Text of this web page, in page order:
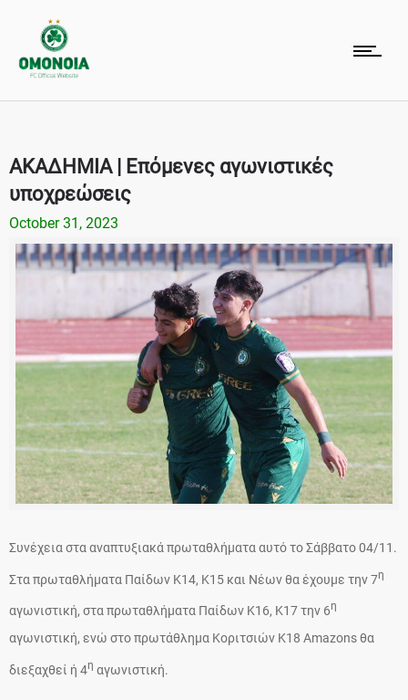
ΑΚΑΔΗΜΙΑ | Επόμενες αγωνιστικές
υποχρεώσεις
October 31, 2023
Συνέχεια στα αναπτυξιακά πρωταθλήματα αυτό το Σάββατο 04/11.
Στα πρωταθλήματα Παίδων Κ14, Κ15 και Νέων θα έχουμε την 7η
αγωνιστική, στα πρωταθλήματα Παίδων Κ16, Κ17 την 6η
αγωνιστική, ενώ στο πρωτάθλημα Κοριτσιών K18 Amazons θα
διεξαχθεί ή 4η αγωνιστική.